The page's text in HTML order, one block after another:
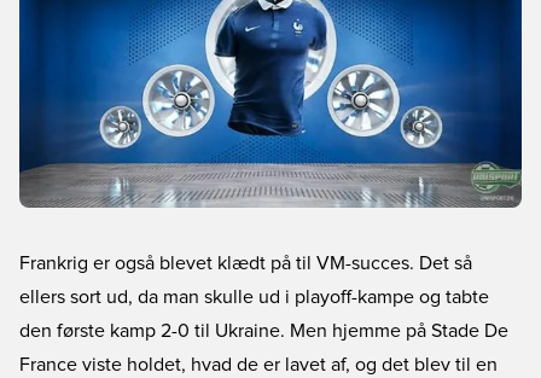
Frankrig er også blevet klædt på til VM-succes. Det så
ellers sort ud, da man skulle ud i playoff-kampe og tabte
den første kamp 2-0 til Ukraine. Men hjemme på Stade De
France viste holdet, hvad de er lavet af, og det blev til en